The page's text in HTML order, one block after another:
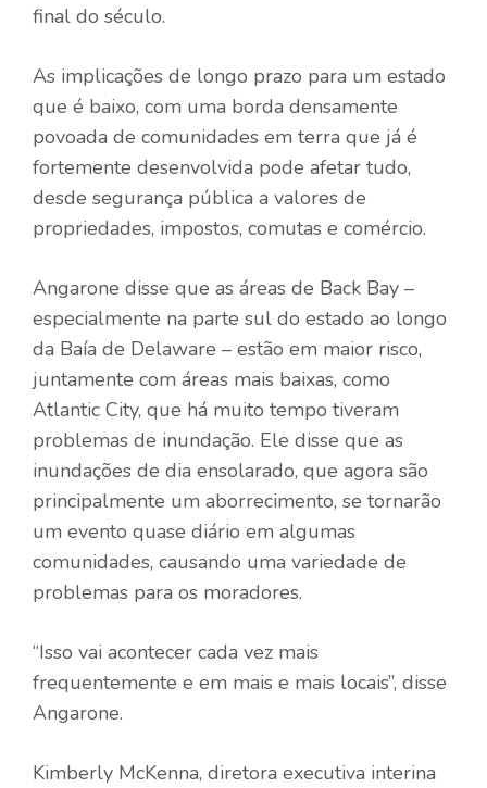
final do século.
As implicações de longo prazo para um estado
que é baixo, com uma borda densamente
povoada de comunidades em terra que já é
fortemente desenvolvida pode afetar tudo,
desde segurança pública a valores de
propriedades, impostos, comutas e comércio.
Angarone disse que as áreas de Back Bay –
especialmente na parte sul do estado ao longo
da Baía de Delaware – estão em maior risco,
juntamente com áreas mais baixas, como
Atlantic City, que há muito tempo tiveram
problemas de inundação. Ele disse que as
inundações de dia ensolarado, que agora são
principalmente um aborrecimento, se tornarão
um evento quase diário em algumas
comunidades, causando uma variedade de
problemas para os moradores.
“Isso vai acontecer cada vez mais
frequentemente e em mais e mais locais”, disse
Angarone.
Kimberly McKenna, diretora executiva interina